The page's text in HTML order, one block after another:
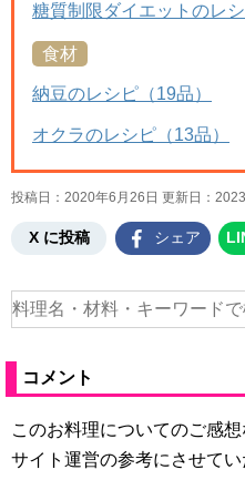
糖質制限ダイエットのレシ
食材
納豆のレシピ（19品）
オクラのレシピ（13品）
投稿日：2020年6月26日 更新日：
X に投稿 シェア
コメント
このお料理についてのご感想
サイト運営の参考にさせてい